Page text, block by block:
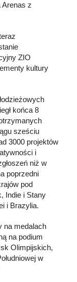
Arenas z
ZIO
kultury
końca 8
sześciu
3000 projektów
i
niż w
poprzedni
pod
Indie i Stany
i Brazylia.
na medalach
na podium
Olimpijskich,
w